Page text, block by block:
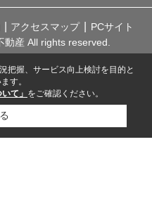
アクセスマップ
PCサイト
産 All rights reserved.
把握、サービス向上検討を目的と
す。
て」 をご確認ください。